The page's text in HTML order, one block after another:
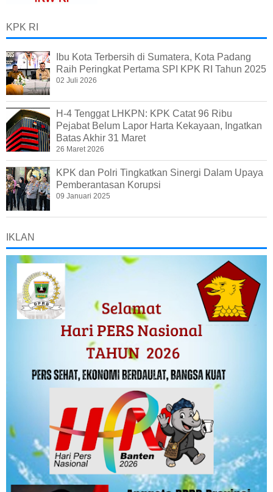
KPK RI
Ibu Kota Terbersih di Sumatera, Kota Padang
Raih Peringkat Pertama SPI KPK RI Tahun 2025
02 Juli 2026
H-4 Tenggat LHKPN: KPK Catat 96 Ribu
Pejabat Belum Lapor Harta Kekayaan, Ingatkan
Batas Akhir 31 Maret
26 Maret 2026
KPK dan Polri Tingkatkan Sinergi Dalam Upaya
Pemberantasan Korupsi
09 Januari 2025
IKLAN